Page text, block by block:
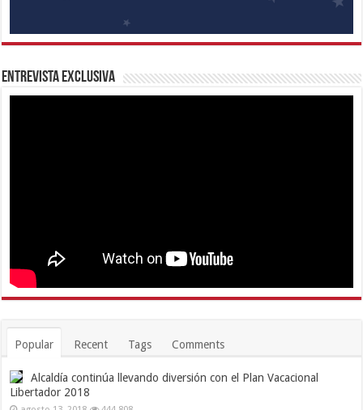
Entrevista Exclusiva
Popular Recent Tags Comments
Alcaldía continúa llevando diversión con el Plan Vacacional
Libertador 2018